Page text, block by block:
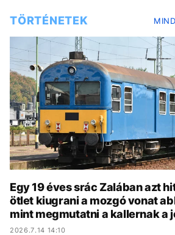
TÖRTÉNETEK
Egy 19 éves srác Zalában azt
ötlet kiugrani a mozgó vonat
mint megmutatni a kallernak a
2026.7.14 14:10